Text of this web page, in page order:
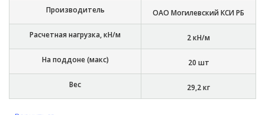
Производитель ОАО Могилевский КСИ РБ
Расчетная нагрузка, кН/м 2 кН/м
На поддоне (макс) 20 шт
Вес 29,2 кг